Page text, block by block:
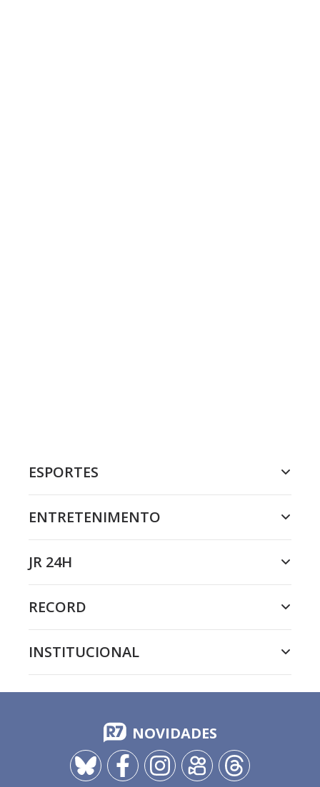
ESPORTES
ENTRETENIMENTO
JR 24H
RECORD
INSTITUCIONAL
NOVIDADES